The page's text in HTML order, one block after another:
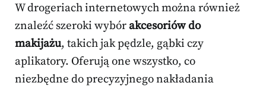
W drogeriach internetowych można również
znaleźć szeroki wybórakcesoriów do
makijażu, takich jak pędzle, gąbki czy
aplikatory. Oferują one wszystko, co
niezbędne do precyzyjnego nakładania